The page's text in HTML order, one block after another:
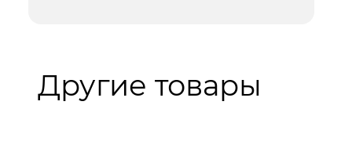
Другие товары